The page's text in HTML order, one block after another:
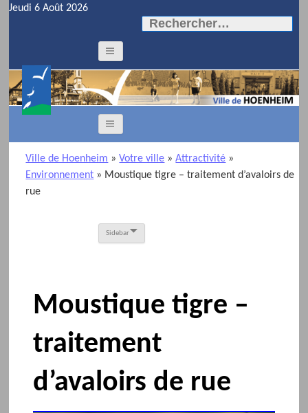
Jeudi 6 Août 2026
Rechercher :
Ville de Hoenheim »Votre ville »Attractivité »
Environnement » Moustique tigre – traitement d’avaloirs de
rue
Sidebar
Moustique tigre –
traitement
d’avaloirs de rue